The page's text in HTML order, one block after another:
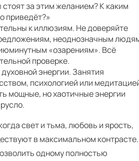
за этим желанием? К каким
приведёт?»
к иллюзиям. Не доверяйте
неоднозначным
«озарениям». Всё
проверке.
энергии. Занятия
психологией или
мощные, но хаотичные энергии
свет и тьма, любовь и ярость,
в максимальном контрасте.
одному полностью